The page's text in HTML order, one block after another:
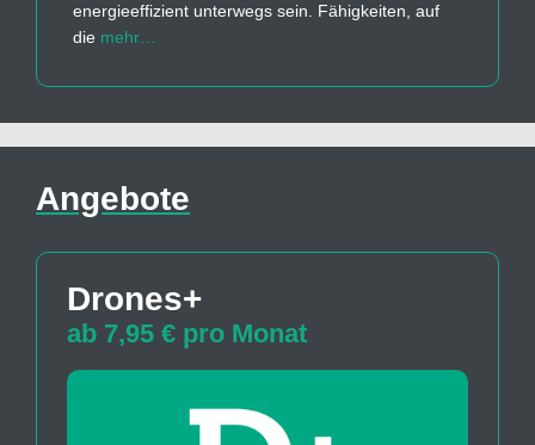
energieeffizient unterwegs sein. Fähigkeiten, auf
die mehr…
Angebote
Drones+
ab 7,95 € pro Monat